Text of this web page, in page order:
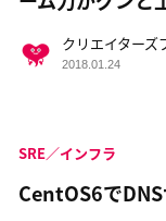
クリエイターズ
2018.01.24
CentOS6で
SRE／インフラ